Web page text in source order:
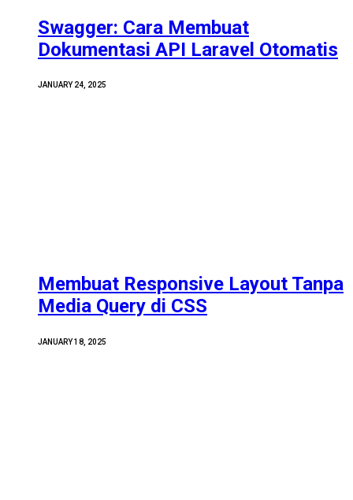
Swagger: Cara Membuat
Dokumentasi API Laravel Otomatis
JANUARY 24, 2025
Membuat Responsive Layout Tanpa
Media Query di CSS
JANUARY 18, 2025